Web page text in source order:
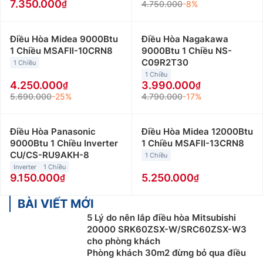
7.350.000 4.750.000-8%
Điều Hòa Midea 9000Btu
1 Chiều MSAFII-10CRN8
1 Chiều
4.250.000
5.690.000-25%
Điều Hòa Nagakawa
9000Btu 1 Chiều NS-
C09R2T30
1 Chiều
3.990.000
4.790.000-17%
Điều Hòa Panasonic
9000Btu 1 Chiều Inverter
CU/CS-RU9AKH-8
Inverter 1 Chiều
9.150.000
Điều Hòa Midea 12000Btu
1 Chiều MSAFII-13CRN8
1 Chiều
5.250.000
BÀI VIẾT MỚI
5 Lý do nên lắp điều hòa Mitsubishi
20000 SRK60ZSX-W/SRC60ZSX-W3
cho phòng khách
Phòng khách 30m2 đừng bỏ qua điều